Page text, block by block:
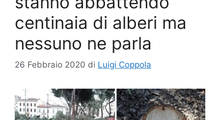
centinaia di alberi ma
nessuno ne parla
26 Febbraio 2020 di Luigi Coppola